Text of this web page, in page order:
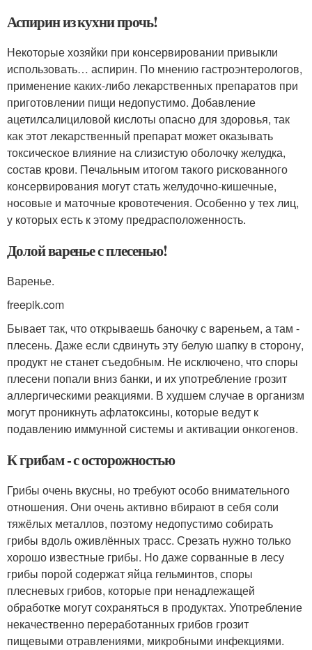
Аспирин из кухни прочь!
Некоторые хозяйки при консервировании привыкли
использовать… аспирин. По мнению гастроэнтерологов,
применение каких-либо лекарственных препаратов при
приготовлении пищи недопустимо. Добавление
ацетилсалициловой кислоты опасно для здоровья, так
как этот лекарственный препарат может оказывать
токсическое влияние на слизистую оболочку желудка,
состав крови. Печальным итогом такого рискованного
консервирования могут стать желудочно-кишечные,
носовые и маточные кровотечения. Особенно у тех лиц,
у которых есть к этому предрасположенность.
Долой варенье с плесенью!
Варенье.
freepik.com
Бывает так, что открываешь баночку с вареньем, а там -
плесень. Даже если сдвинуть эту белую шапку в сторону,
продукт не станет съедобным. Не исключено, что споры
плесени попали вниз банки, и их употребление грозит
аллергическими реакциями. В худшем случае в организм
могут проникнуть афлатоксины, которые ведут к
подавлению иммунной системы и активации онкогенов.
К грибам - с осторожностью
Грибы очень вкусны, но требуют особо внимательного
отношения. Они очень активно вбирают в себя соли
тяжёлых металлов, поэтому недопустимо собирать
грибы вдоль оживлённых трасс. Срезать нужно только
хорошо известные грибы. Но даже сорванные в лесу
грибы порой содержат яйца гельминтов, споры
плесневых грибов, которые при ненадлежащей
обработке могут сохраняться в продуктах. Употребление
некачественно переработанных грибов грозит
пищевыми отравлениями, микробными инфекциями.